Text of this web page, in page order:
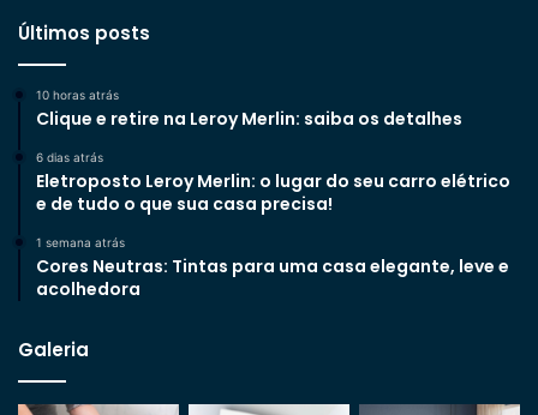
Últimos posts
10 horas atrás
Clique e retire na Leroy Merlin: saiba os detalhes
6 dias atrás
Eletroposto Leroy Merlin: o lugar do seu carro elétrico
e de tudo o que sua casa precisa!
1 semana atrás
Cores Neutras: Tintas para uma casa elegante, leve e
acolhedora
Galeria